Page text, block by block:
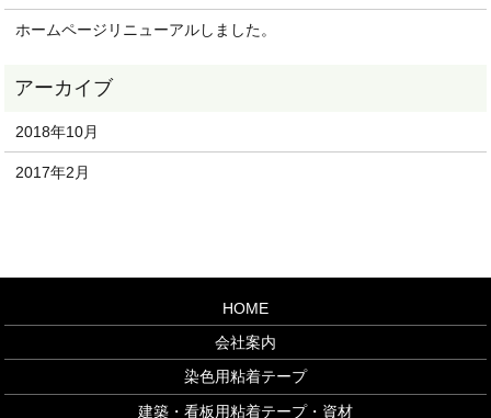
ホームページリニューアルしました。
2018年10月
2017年2月
HOME
会社案内
染色用粘着テープ
建築・看板用粘着テープ・資材